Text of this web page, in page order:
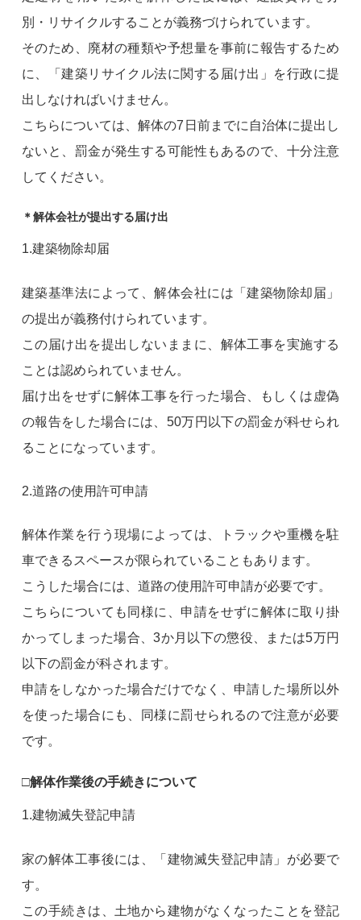
別・リサイクルすることが義務づけられています。
そのため、廃材の種類や予想量を事前に報告するため
に、「建築リサイクル法に関する届け出」を行政に提
出しなければいけません。
こちらについては、解体の7日前までに自治体に提出し
ないと、罰金が発生する可能性もあるので、十分注意
してください。
＊解体会社が提出する届け出
1.建築物除却届
建築基準法によって、解体会社には「建築物除却届」
の提出が義務付けられています。
この届け出を提出しないままに、解体工事を実施する
ことは認められていません。
届け出をせずに解体工事を行った場合、もしくは虚偽
の報告をした場合には、50万円以下の罰金が科せられ
ることになっています。
2.道路の使用許可申請
解体作業を行う現場によっては、トラックや重機を駐
車できるスペースが限られていることもあります。
こうした場合には、道路の使用許可申請が必要です。
こちらについても同様に、申請をせずに解体に取り掛
かってしまった場合、3か月以下の懲役、または5万円
以下の罰金が科されます。
申請をしなかった場合だけでなく、申請した場所以外
を使った場合にも、同様に罰せられるので注意が必要
です。
□解体作業後の手続きについて
1.建物滅失登記申請
家の解体工事後には、「建物滅失登記申請」が必要で
す。
この手続きは、土地から建物がなくなったことを登記